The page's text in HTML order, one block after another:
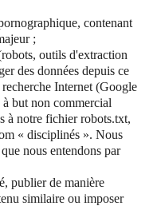
contenant
;
outils d'extraction
des données depuis ce
Internet (Google
but non commercial
à notre fichier robots.txt,
« disciplinés ». Nous
nous entendons par
publier de manière
similaire ou imposer